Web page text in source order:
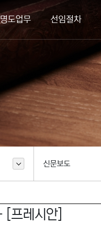
명도업무 선임절차
신문보도
[프레시안]